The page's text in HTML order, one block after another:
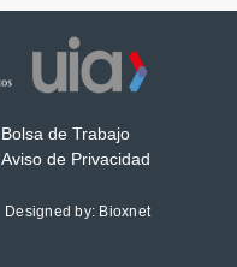
Bolsa de Trabajo
Aviso de Privacidad
Designed by: Bioxnet